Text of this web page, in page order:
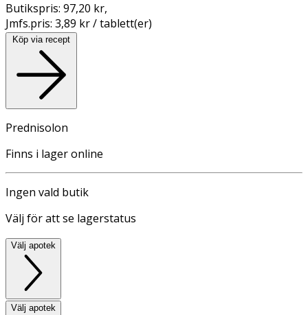
Butikspris: 97,20 kr,
Jmfs.pris: 3,89 kr / tablett(er)
Köp via recept
Prednisolon
Finns i lager online
Ingen vald butik
Välj för att se lagerstatus
Välj apotek
Välj apotek